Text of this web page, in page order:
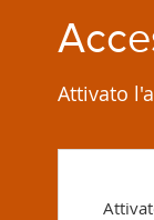
Attivato